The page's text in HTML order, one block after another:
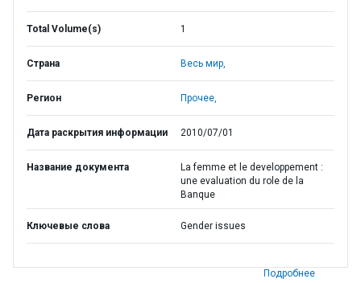
Total Volume(s) 1
Страна Весь мир,
Регион Прочее,
Дата раскрытия информации 2010/07/01
Название документа
La femme et le developpement :
une evaluation du role de la
Banque
Ключевые слова Gender issues
Подробнее